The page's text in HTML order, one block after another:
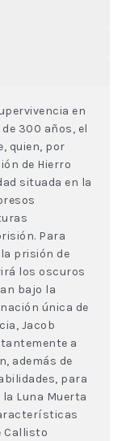
en
300 años, el
quien, por
de Hierro
situada en la
Para
prisión de
los oscuros
bajo la
única de
Jacob
a
además de
para
Luna Muerta
Callisto